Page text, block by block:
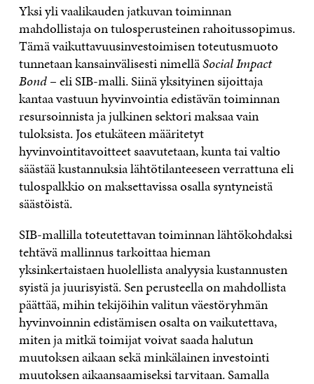
Yksi yli vaalikauden jatkuvan toiminnan
mahdollistaja on tulosperusteinen rahoitussopimus.
Tämä vaikuttavuusinvestoimisen toteutusmuoto
tunnetaan kansainvälisesti nimelläSocial Impact
Bond– eli SIB-malli. Siinä yksityinen sijoittaja
kantaa vastuun hyvinvointia edistävän toiminnan
resursoinnista ja julkinen sektori maksaa vain
tuloksista. Jos etukäteen määritetyt
hyvinvointitavoitteet saavutetaan, kunta tai valtio
säästää kustannuksia lähtötilanteeseen verrattuna eli
tulospalkkio on maksettavissa osalla syntyneistä
säästöistä.
SIB-mallilla toteutettavan toiminnan lähtökohdaksi
tehtävä mallinnus tarkoittaa hieman
yksinkertaistaen huolellista analyysia kustannusten
syistä ja juurisyistä. Sen perusteella on mahdollista
päättää, mihin tekijöihin valitun väestöryhmän
hyvinvoinnin edistämisen osalta on vaikutettava,
miten ja mitkä toimijat voivat saada halutun
muutoksen aikaan sekä minkälainen investointi
muutoksen aikaansaamiseksi tarvitaan. Samalla